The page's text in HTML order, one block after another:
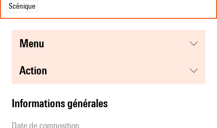
Scénique
menu
action
informations générales
date de composition